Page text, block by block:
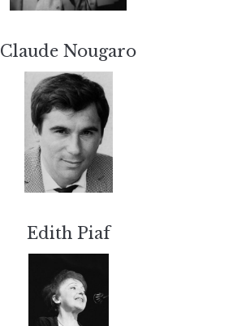
Claude Nougaro
Edith Piaf